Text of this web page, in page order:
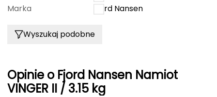
Fjord Nansen
Marka
Fjord Nansen
Wyszukaj podobne
Opinie o Fjord Nansen Namiot
VINGER II / 3.15 kg